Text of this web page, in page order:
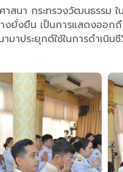
สนา กระทรวงวัฒนธรรม
ยั่งยืน เป็นการแสดงออก
มาประยุกต์ใช้ในการดำ